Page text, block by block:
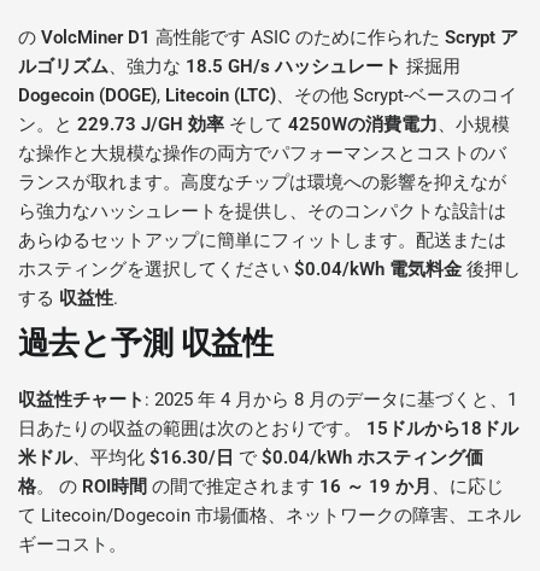
のVolcMiner D1 高性能です ASIC のために作られたScrypt ア
ルゴリズム、強力な 18.5 GH/s ハッシュレート 採掘用
Dogecoin (DOGE), Litecoin (LTC)、その他 Scrypt-ベースのコイ
ン。と229.73 J/GH 効率 そして4250Wの消費電力、小規模
な操作と大規模な操作の両方でパフォーマンスとコストのバ
ランスが取れます。高度なチップは環境への影響を抑えなが
ら強力なハッシュレートを提供し、そのコンパクトな設計は
あらゆるセットアップに簡単にフィットします。配送または
ホスティングを選択してください$0.04/kWh 電気料金 後押し
する 収益性.
過去と予測 収益性
収益性チャート : 2025 年 4 月から 8 月のデータに基づくと、1
日あたりの収益の範囲は次のとおりです。 15ドルから18ドル
米ドル、平均化$16.30/日 で$0.04/kWh ホスティング価
格。 の ROI時間 の間で推定されます 16 ～ 19 か月 、に応じ
て Litecoin/Dogecoin 市場価格、ネットワークの障害、エネル
ギーコスト。